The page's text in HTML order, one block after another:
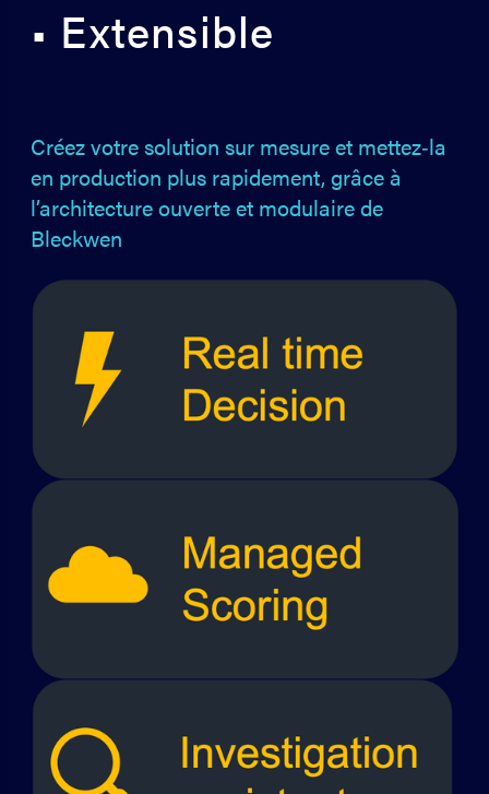
• Extensible
Créez votre solution sur mesure et mettez‑la
en production plus rapidement, grâce à
l’architecture ouverte et modulaire de
Bleckwen